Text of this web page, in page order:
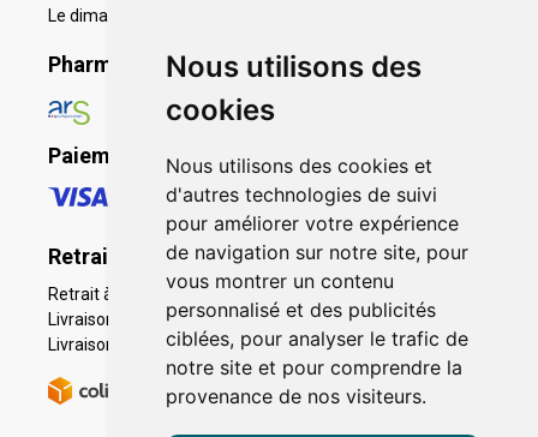
Nous utilisons des
cookies
Nous utilisons des cookies et
d'autres technologies de suivi
pour améliorer votre expérience
de navigation sur notre site, pour
vous montrer un contenu
personnalisé et des publicités
ciblées, pour analyser le trafic de
notre site et pour comprendre la
provenance de nos visiteurs.
Le dimanche 11h à 19h
Pharmacie en ligne agréée
Paiement sécurisé
Retrait - Livraison
Retrait à la pharmacie - Click & Collect
Livraison en Point Relais
Livraison à domicile